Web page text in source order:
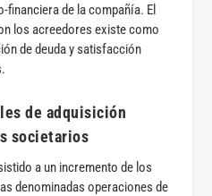
de la compañía. El
los acreedores existe como
de deuda y satisfacción
de adquisición
societarios
a un incremento de los
denominadas operaciones de